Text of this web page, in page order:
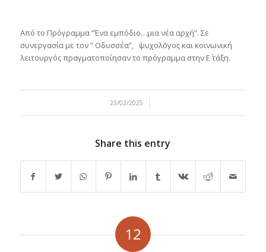
Από το Πρόγραμμα “Ένα εμπόδιο…μια νέα αρχή”. Σε
συνεργασία με τον ” Οδυσσέα”, ψυχολόγος και κοινωνική
λειτουργός πραγματοποίησαν το πρόγραμμα στην Ε΄ τάξη.
23/02/2025
/
Share this entry
12